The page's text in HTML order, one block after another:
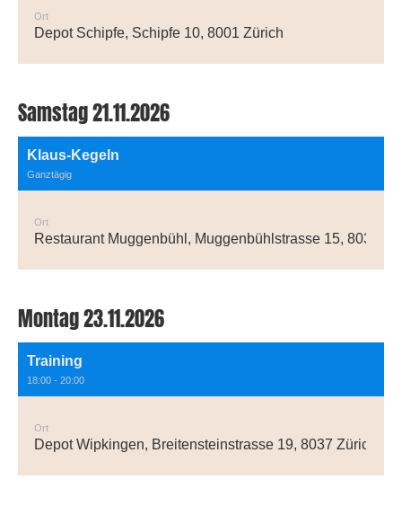
Ort
Depot Schipfe, Schipfe 10, 8001 Zürich
Samstag 21.11.2026
Klaus-Kegeln
Ganztägig
Ort
Restaurant Muggenbühl, Muggenbühlstrasse 15, 8038
Montag 23.11.2026
Training
18:00 - 20:00
Ort
Depot Wipkingen, Breitensteinstrasse 19, 8037 Zürich